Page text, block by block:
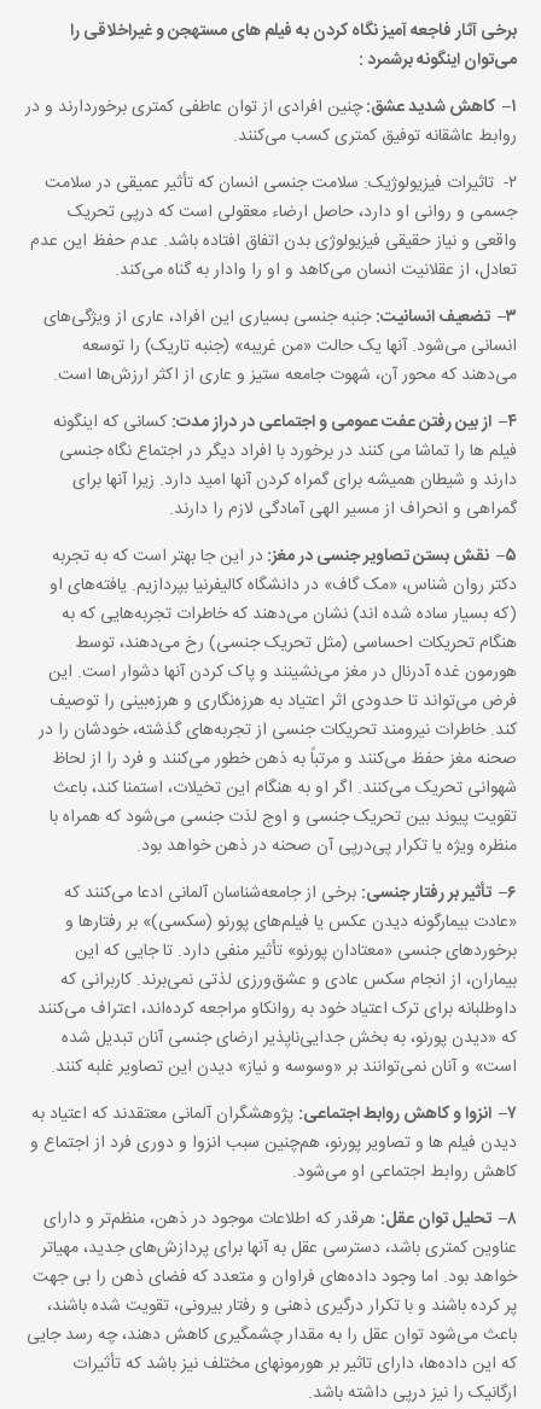
برخی آثار فاجعه آمیز نگاه کردن به فیلم های مستهجن و غیراخلاقی را
می‌‌توان اینگونه برشمرد :
۱– کاهش شدید عشق:چنین افرادی از توان عاطفی کمتری برخوردارند و در
روابط عاشقانه توفیق کمتری کسب می‌کنند.
۲- تاثیرات فیزیولوژیک: سلامت جنسی انسان که تأثیر عمیقی در سلامت
جسمی‌ و روانی او دارد، حاصل ارضاء معقولی است که درپی تحریک
واقعی و نیاز حقیقی فیزیولوژی بدن اتفاق افتاده باشد. عدم حفظ این عدم
تعادل، از عقلانیت انسان می‌کاهد و او را وادار به گناه می‌کند.
۳– تضعیف انسانیت:جنبه جنسی بسیاری این افراد، عاری از ویژگی‌های
انسانی می‌‌شود. آنها یک حالت «من غریبه» (جنبه تاریک) را توسعه
می‌‌دهند که محور آن، شهوت جامعه ستیز و عاری از اکثر ارزش‌ها است.
۴– از بین رفتن عفت عمومی‌ و اجتماعی در دراز مدت: کسانی که اینگونه
فیلم ها را تماشا می کنند در برخورد با افراد دیگر در اجتماع نگاه جنسی
دارند و شیطان همیشه برای گمراه کردن آنها امید دارد. زیرا آنها برای
گمراهی و انحراف از مسیر الهی آمادگی لازم را دارند.
۵– نقش بستن تصاویر جنسی در مغز:در این جا بهتر است که به تجربه
دکتر روان شناس، «مک گاف» در دانشگاه کالیفرنیا بپردازیم. یافته‌های او
(که بسیار ساده شده اند) نشان می‌‌دهند که خاطرات تجربه‌هایی که به
هنگام تحریکات احساسی (مثل تحریک جنسی) رخ می‌‌دهند، توسط
هورمون غده آدرنال در مغز می‌‌نشینند و پاک کردن آنها دشوار است. این
فرض می‌‌تواند تا حدودی اثر اعتیاد به هرزه‌نگاری و هرزه‌بینی را توصیف
کند. خاطرات نیرومند تحریکات جنسی از تجربه‌های گذشته، خودشان را در
صحنه مغز حفظ می‌‌کنند و مرتباً به ذهن خطور می‌‌کنند و فرد را از لحاظ
شهوانی تحریک می‌‌کنند. اگر او به هنگام این تخیلات، استمنا کند، باعث
تقویت پیوند بین تحریک جنسی و اوج لذت جنسی می‌‌شود که همراه با
منظره ویژه یا تکرار پی‌درپی آن صحنه در ذهن خواهد بود.
۶– تأثیر بر رفتار جنسی: برخی از جامعه‌شناسان آلمانی ادعا می‌‌کنند که
«عادت بیمارگونه‌ دیدن عکس‌ یا فیلم‌های پورنو (سکسی)» بر رفتارها و
برخوردهای جنسی «معتادان پورنو» تأثیر منفی دارد. تا ‌جایی که این
بیماران، از انجام سکس عادی و عشق‌ورزی لذتی نمی‌‌برند. کاربرانی که
داوطلبانه برای ترک اعتیاد خود به روانکاو مراجعه کرده‌اند، اعتراف می‌‌کنند
که «دیدن پورنو، به بخش جدایی‌ناپذیر ارضای جنسی آنان تبدیل شده
است» و آنان نمی‌‌توانند بر «وسوسه و نیاز» دیدن این تصاویر غلبه کنند.
۷– انزوا و کاهش روابط اجتماعی: پژوهشگران آلمانی معتقدند که اعتیاد به
دیدن فیلم ها و تصاویر پورنو‌، هم‌چنین سبب انزوا و دوری فرد از اجتماع و
کاهش روابط اجتماعی او می‌‌شود.
۸– تحلیل توان عقل: هرقدر که اطلاعات موجود در ذهن، منظم‌تر و دارای
عناوین کمتری باشد،‌ دسترسی عقل به آنها برای پردازش‌های جدید، مهیاتر
خواهد بود. اما وجود داده‌های فراوان و متعدد که فضای ذهن را بی جهت
پر کرده باشند و با تکرار درگیری ذهنی و رفتار بیرونی، تقویت شده باشند،
باعث می‌شود توان عقل را به مقدار چشمگیری کاهش دهند، چه رسد جایی
که این داده‌ها، دارای تاثیر بر هورمونهای مختلف نیز باشد که تأثیرات
ارگانیک را نیز درپی داشته باشد.